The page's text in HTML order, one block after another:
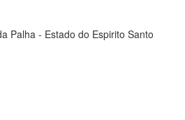
Palha - Estado do Espirito Santo